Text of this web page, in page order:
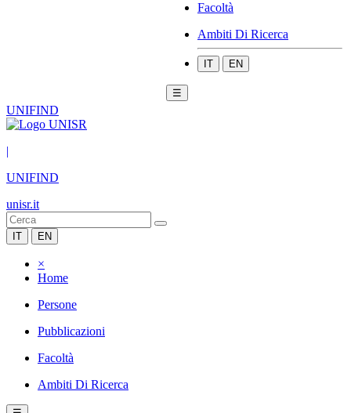
Facoltà
Ambiti Di Ricerca
IT EN
☰
UNIFIND
|
UNIFIND
unisr.it
IT EN
×
Home
Persone
Pubblicazioni
Facoltà
Ambiti Di Ricerca